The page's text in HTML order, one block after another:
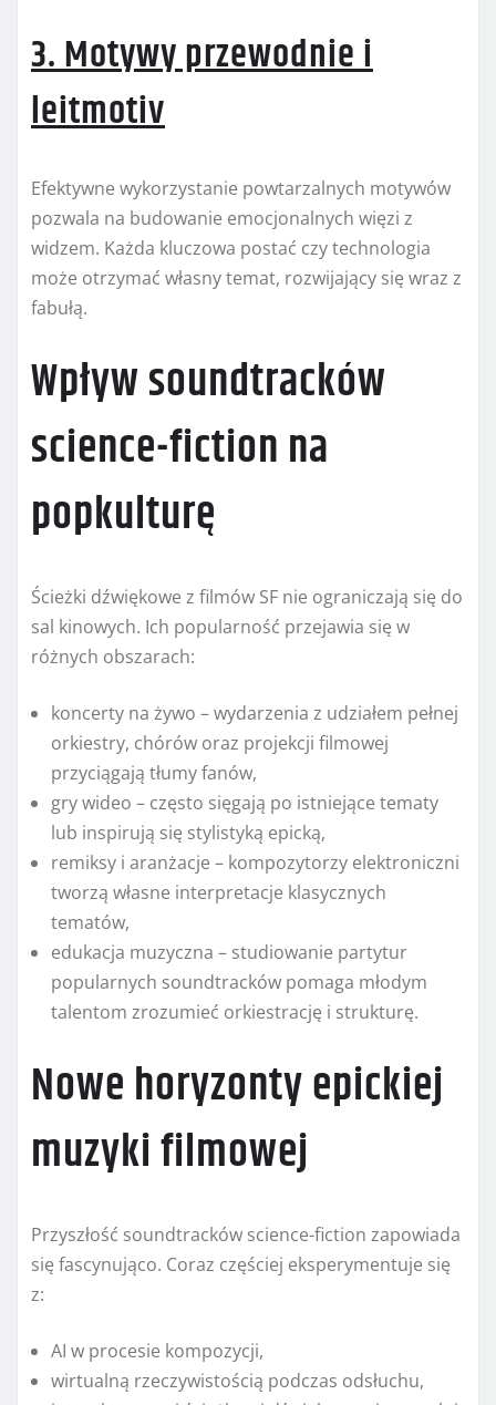
3. Motywy przewodnie i
leitmotiv
Efektywne wykorzystanie powtarzalnych motywów
pozwala na budowanie emocjonalnych więzi z
widzem. Każda kluczowa postać czy technologia
może otrzymać własny temat, rozwijający się wraz z
fabułą.
Wpływ soundtracków
science-fiction na
popkulturę
Ścieżki dźwiękowe z filmów SF nie ograniczają się do
sal kinowych. Ich popularność przejawia się w
różnych obszarach:
koncerty na żywo – wydarzenia z udziałem pełnej
orkiestry, chórów oraz projekcji filmowej
przyciągają tłumy fanów,
gry wideo – często sięgają po istniejące tematy
lub inspirują się stylistyką epicką,
remiksy i aranżacje – kompozytorzy elektroniczni
tworzą własne interpretacje klasycznych
tematów,
edukacja muzyczna – studiowanie partytur
popularnych soundtracków pomaga młodym
talentom zrozumieć orkiestrację i strukturę.
Nowe horyzonty epickiej
muzyki filmowej
Przyszłość soundtracków science-fiction zapowiada
się fascynująco. Coraz częściej eksperymentuje się
z:
AI w procesie kompozycji,
wirtualną rzeczywistością podczas odsłuchu,